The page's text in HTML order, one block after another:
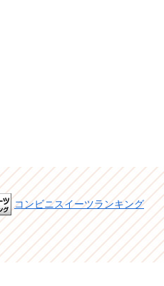
コンビニスイーツランキング